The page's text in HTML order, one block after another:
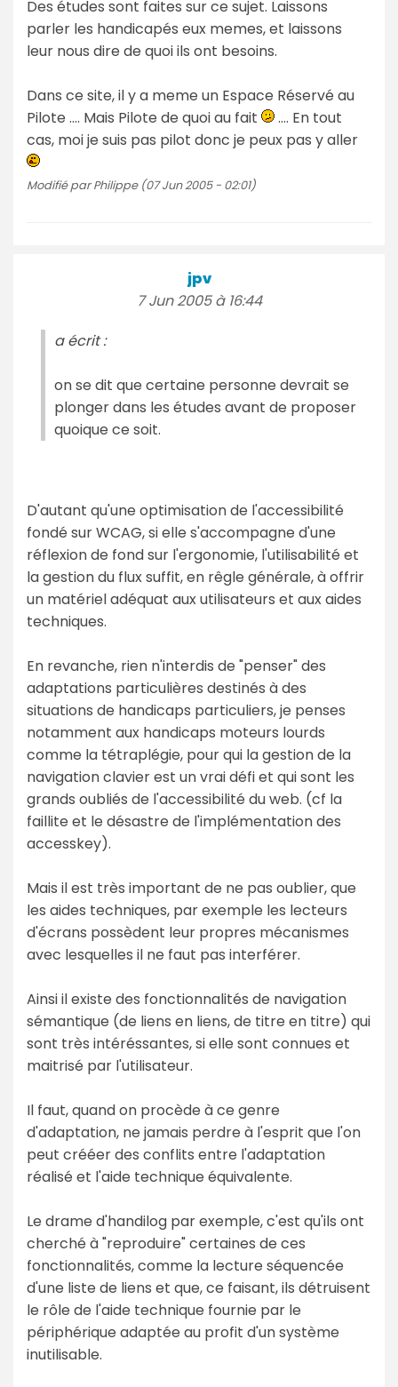
Des études sont faites sur ce sujet. Laissons
parler les handicapés eux memes, et laissons
leur nous dire de quoi ils ont besoins.
Dans ce site, il y a meme un Espace Réservé au
Pilote .... Mais Pilote de quoi au fait
.... En tout
cas, moi je suis pas pilot donc je peux pas y aller
Modifié par Philippe (07 Jun 2005 - 02:01)
jpv
7 Jun 2005 à 16:44
a écrit :
on se dit que certaine personne devrait se
plonger dans les études avant de proposer
quoique ce soit.
D'autant qu'une optimisation de l'accessibilité
fondé sur WCAG, si elle s'accompagne d'une
réflexion de fond sur l'ergonomie, l'utilisabilité et
la gestion du flux suffit, en rêgle générale, à offrir
un matériel adéquat aux utilisateurs et aux aides
techniques.
En revanche, rien n'interdis de "penser" des
adaptations particulières destinés à des
situations de handicaps particuliers, je penses
notamment aux handicaps moteurs lourds
comme la tétraplégie, pour qui la gestion de la
navigation clavier est un vrai défi et qui sont les
grands oubliés de l'accessibilité du web. (cf la
faillite et le désastre de l'implémentation des
accesskey).
Mais il est très important de ne pas oublier, que
les aides techniques, par exemple les lecteurs
d'écrans possèdent leur propres mécanismes
avec lesquelles il ne faut pas interférer.
Ainsi il existe des fonctionnalités de navigation
sémantique (de liens en liens, de titre en titre) qui
sont très intéréssantes, si elle sont connues et
maitrisé par l'utilisateur.
Il faut, quand on procède à ce genre
d'adaptation, ne jamais perdre à l'esprit que l'on
peut crééer des conflits entre l'adaptation
réalisé et l'aide technique équivalente.
Le drame d'handilog par exemple, c'est qu'ils ont
cherché à "reproduire" certaines de ces
fonctionnalités, comme la lecture séquencée
d'une liste de liens et que, ce faisant, ils détruisent
le rôle de l'aide technique fournie par le
périphérique adaptée au profit d'un système
inutilisable.